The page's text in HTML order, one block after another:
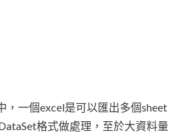
，一個excel是可以匯出多個sheet
格式做處理，至於大資料量